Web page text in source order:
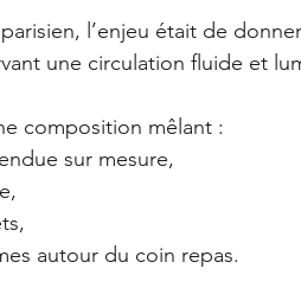
l’enjeu était de
une circulation fluide et
composition mêlant :
sur mesure,
autour du coin repas.